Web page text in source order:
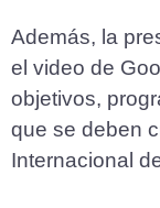
Además, la
el video de
objetivos,
que se deben
Internacional